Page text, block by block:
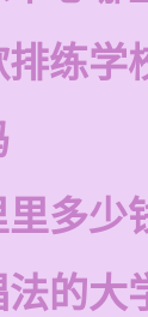
练学
多少
的大